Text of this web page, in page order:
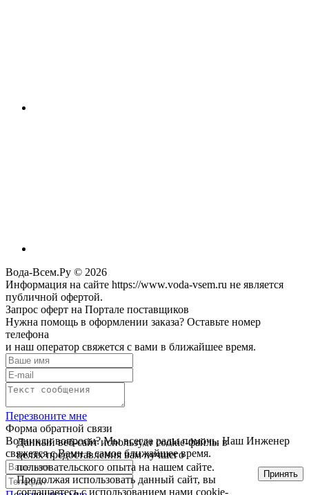
Вода-Всем.Ру © 2026
Информация на сайте https://www.voda-vsem.ru не является
публичной офертой.
Запрос оферт на Портале поставщиков
Нужна помощь в оформлении заказа? Оставьте номер
телефона
и наш оператор свяжется с вами в ближайшее время.
Перезвоните мне
Форма обратной связи
Возникли вопросы? Мы всегда рады помочь. Наш Инженер
свяжется с Вами в самое ближайшее время.
Данный веб-сайт использует cookie-файлы в
целях предоставления вам лучшего
пользовательского опыта на нашем сайте.
Продолжая использовать данный сайт, вы
соглашаетесь с использованием нами cookie-
Принять